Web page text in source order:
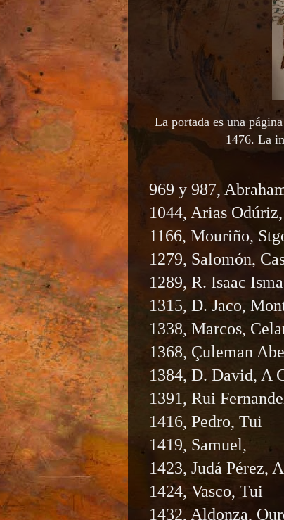
La portada es una
1476. La
969 y 987,
1044, Arias
1166, Mouriño,
1279, Salomón,
1289, R. Isaac
1315, D. Jaco,
1338, Marcos,
1368, Çuleman
1384, D. David, A
1391, Rui
1416, Pedro, Tui
1419, Samuel,
1423, Judá Pérez,
1424, Vasco, Tui
1432, Aldonza,